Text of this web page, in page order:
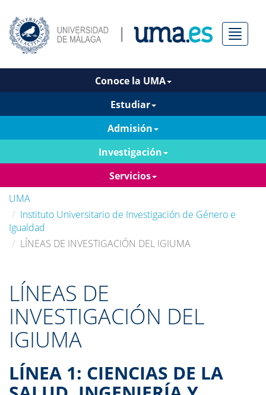
Menú
Conoce la UMA
Estudiar
Admisión
Investigación
Servicios
UMA
Instituto Universitario de Investigación de Género e
Igualdad
LÍNEAS DE INVESTIGACIÓN DEL IGIUMA
LÍNEAS DE
INVESTIGACIÓN DEL
IGIUMA
LÍNEA 1: CIENCIAS DE LA